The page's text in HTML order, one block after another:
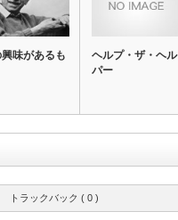
興味があるも
ヘルプ・ザ・ヘル
パー
トラックバック ( 0 )